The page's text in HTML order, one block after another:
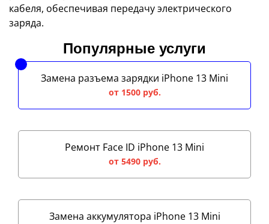
кабеля, обеспечивая передачу электрического
заряда.
Популярные услуги
Замена разъема зарядки iPhone 13 Mini
от 1500 руб.
Ремонт Face ID iPhone 13 Mini
от 5490 руб.
Замена аккумулятора iPhone 13 Mini